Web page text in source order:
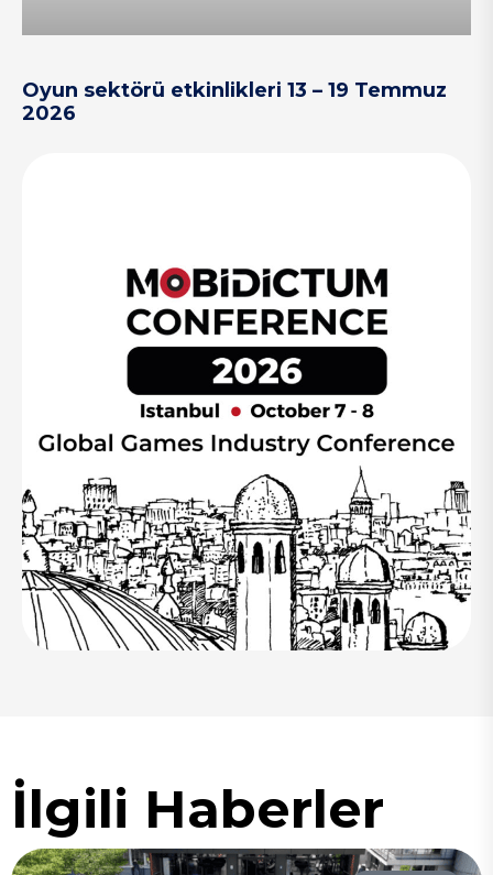
Oyun sektörü etkinlikleri 13 – 19 Temmuz
2026
İlgili Haberler